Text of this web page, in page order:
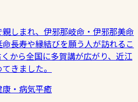
親しまれ、伊邪那岐命・伊邪那美命
長寿や縁結びを願う人が訪れるこ
から全国に多賀講が広がり、近江
きました。
康・病気平癒